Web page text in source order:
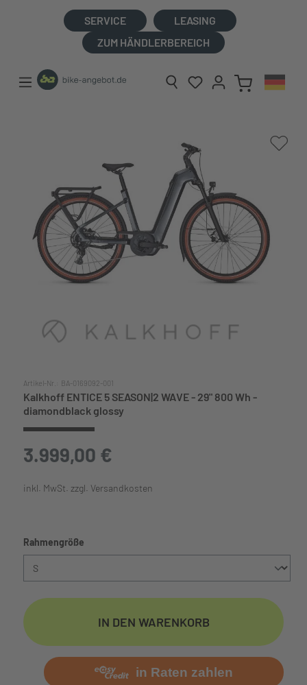
SERVICE
LEASING
ZUM HÄNDLERBEREICH
Artikel-Nr.: BA-0169092-001
Kalkhoff ENTICE 5 SEASON|2 WAVE - 29" 800 Wh -
diamondblack glossy
3.999,00 €
inkl. MwSt. zzgl. Versandkosten
Rahmengröße
IN DEN WARENKORB